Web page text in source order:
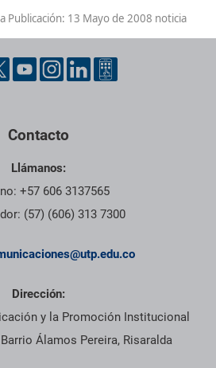
Publicación: 13 Mayo de 2008 noticia
Contacto
Llámanos:
+57 606 3137565
(57) (606) 313 7300
Dirección:
y la Promoción Institucional
Álamos Pereira, Risaralda